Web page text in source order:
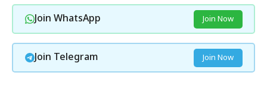
Join WhatsApp Join Now
Join Telegram Join Now